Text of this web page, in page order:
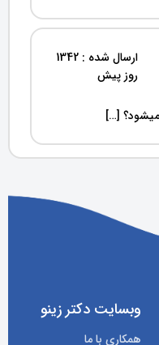
ارسال شده : 1342
روز پیش
[…]
وبسایت دکتر زینو
همکاری با ما